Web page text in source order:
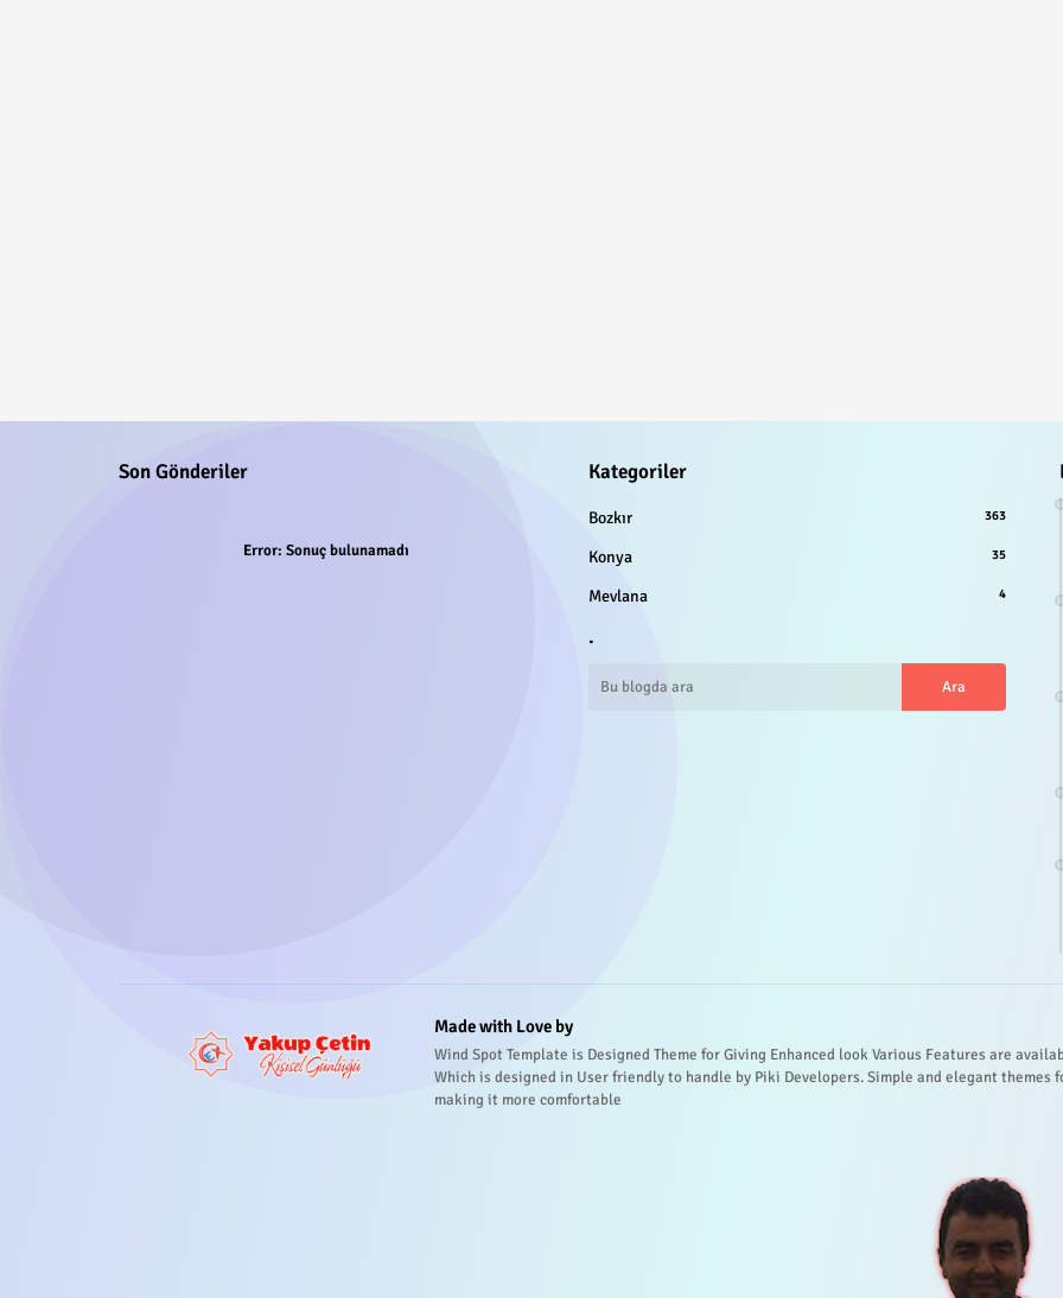
Son Gönderiler
Error: Sonuç bulunamadı
Kategoriler
Bozkır 363
Konya 35
Mevlana 4
.
Made with Love by
Wind Spot Template is Designed Theme for Giving Enhanced look Various Features are
Which is designed in User friendly to handle by Piki Developers. Simple and elegant themes
making it more comfortable